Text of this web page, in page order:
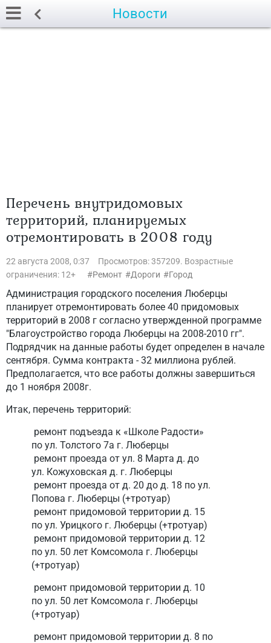
Новости
Перечень внутридомовых
территорий, планируемых
отремонтировать в 2008 году
22 августа 2008, 0:37
Просмотров: 357209. Возрастные
ограничения: 12+
Ремонт Дороги Город
Администрация городского поселения Люберцы
планирует отремонтировать более 40 придомовых
территорий в 2008 г согласно утвержденной программе
"Благоустройство города Люберцы на 2008-2010 гг".
Подрядчик на данные работы будет определен в начале
сентября. Сумма контракта - 32 миллиона рублей.
Предполагается, что все работы должны завершиться
до 1 ноября 2008г.
Итак, перечень территорий:
ремонт подъезда к «Школе Радости»
по ул. Толстого 7а г. Люберцы
ремонт проезда от ул. 8 Марта д. до
ул. Кожуховская д. г. Люберцы
ремонт проезда от д. 20 до д. 18 по ул.
Попова г. Люберцы (+тротуар)
ремонт придомовой территории д. 15
по ул. Урицкого г. Люберцы (+тротуар)
ремонт придомовой территории д. 12
по ул. 50 лет Комсомола г. Люберцы
(+тротуар)
ремонт придомовой территории д. 10
по ул. 50 лет Комсомола г. Люберцы
(+тротуар)
ремонт придомовой территории д. 8 по